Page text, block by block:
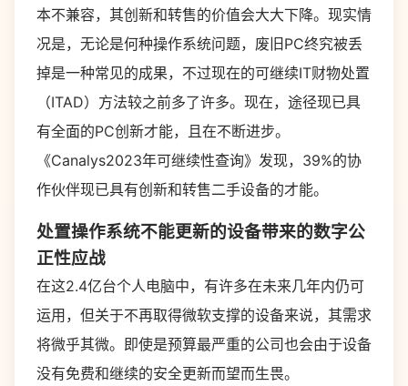
本不兼容，其创新和转售的价值会大大下降。现实情
况是，无论是何种操作系统问题，废旧PC终究被丢
掉是一种常见的成果，不过现在的可继续IT财物处置
（ITAD）方法较之前多了许多。现在，途径现已具
有全面的PC创新才能，且在不断进步。
《Canalys2023年可继续性查询》发现，39%的协
作伙伴现已具有创新和转售二手设备的才能。
处置操作系统不能更新的设备带来的数字公
正性应战
在这2.4亿台个人电脑中，有许多在未来几年内仍可
运用，但关于不再取得微软支撑的设备来说，其需求
将微乎其微。即使是预算最严重的公司也会由于设备
没有免费和继续的安全更新而望而生畏。